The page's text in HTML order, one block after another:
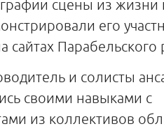
сцены из жизни
его
сайтах Парабельского
и солисты
своими навыками с
из коллективов